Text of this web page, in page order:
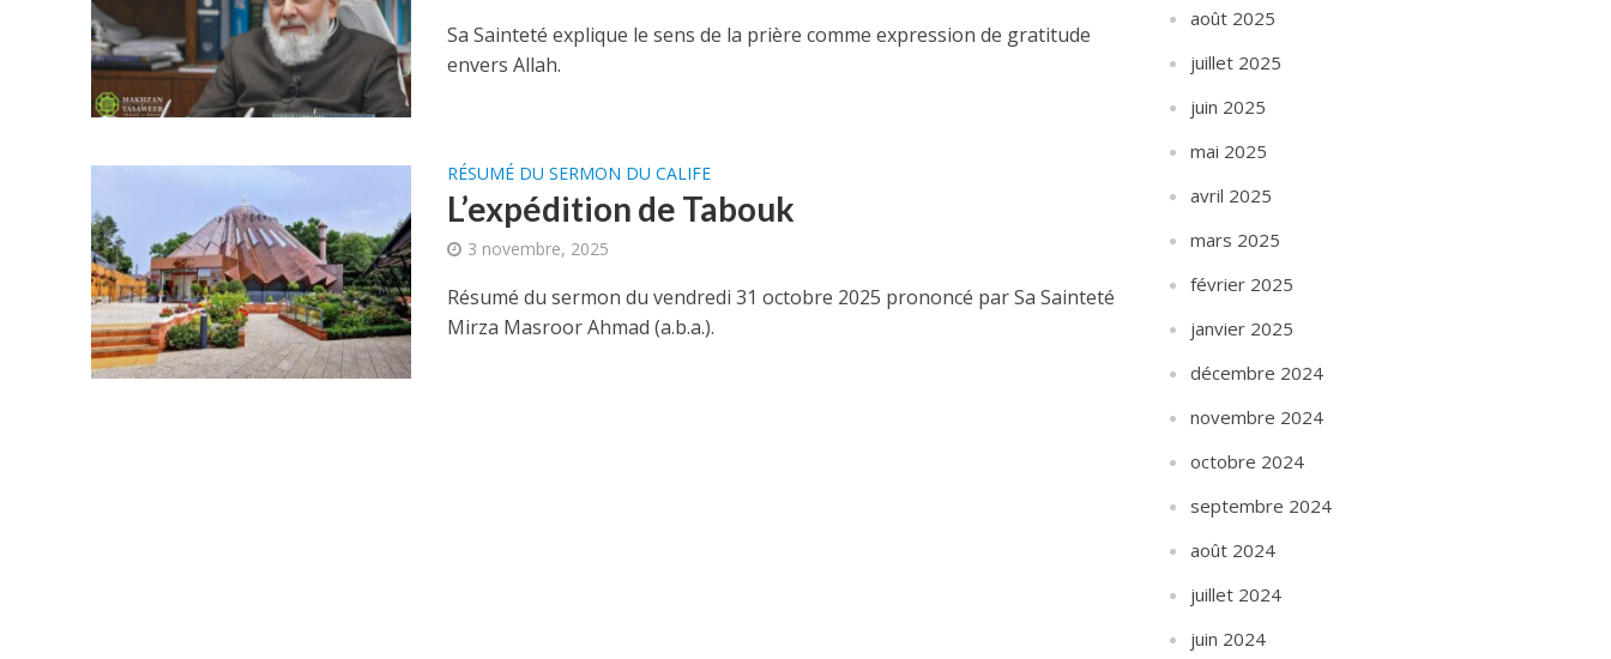
Sa Sainteté explique le sens de la prière comme expression de gratitude
envers Allah.
RÉSUMÉ DU SERMON DU CALIFE
L’expédition de Tabouk
3 novembre, 2025
Résumé du sermon du vendredi 31 octobre 2025 prononcé par Sa Sainteté
Mirza Masroor Ahmad (a.b.a.).
août 2025
juillet 2025
juin 2025
mai 2025
avril 2025
mars 2025
février 2025
janvier 2025
décembre 2024
novembre 2024
octobre 2024
septembre 2024
août 2024
juillet 2024
juin 2024